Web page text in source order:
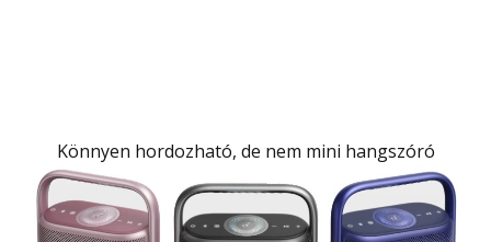
Könnyen hordozható, de nem mini hangszóró